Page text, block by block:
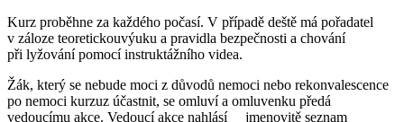
Kurz proběhne za každého počasí. V případě deště má pořadatel
v záloze teoretickouvýuku a pravidla bezpečnosti a chování
při lyžování pomocí instruktážního videa.
Žák, který se nebude moci z důvodů nemoci nebo rekonvalescence
po nemoci kurzuz účastnit, se omluví a omluvenku předá
vedoucímu akce. Vedoucí akce nahlásí jmenovitě seznam